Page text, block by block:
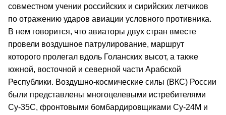
совместном учении российских и сирийских летчиков
по отражению ударов авиации условного противника.
В нем говорится, что авиаторы двух стран вместе
провели воздушное патрулирование, маршрут
которого пролегал вдоль Голанских высот, а также
южной, восточной и северной части Арабской
Республики. Воздушно-космические силы (ВКС) России
были представлены многоцелевыми истребителями
Су-35С, фронтовыми бомбардировщиками Су-24М и